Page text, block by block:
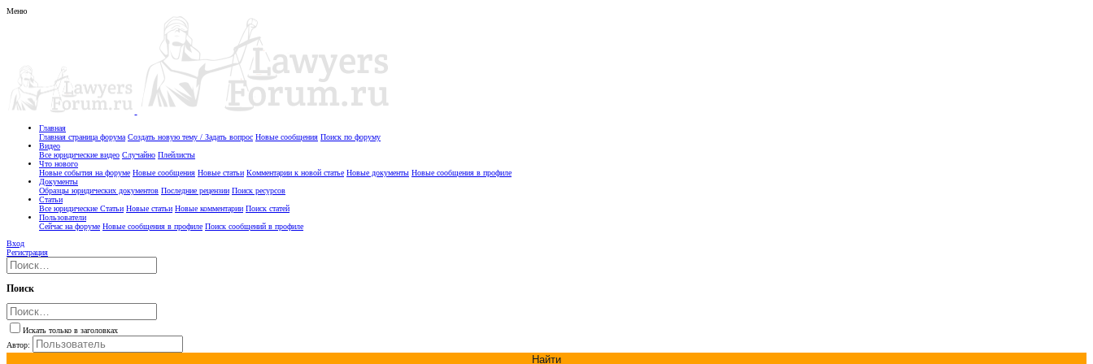
Меню
Главная
Главная страница форума Создать новую тему / Задать вопрос Новые сообщения Поиск по форуму
Видео
Все юридические видео Случайно Плейлисты
Что нового
Новые события на форуме Новые сообщения Новые статьи Комментарии к новой статье Новые документы Новые сообщения в профиле
Документы
Образцы юридических документов Последние рецензии Поиск ресурсов
Статьи
Все юридические Статьи Новые статьи Новые комментарии Поиск статей
Пользователи
Сейчас на форуме Новые сообщения в профиле Поиск сообщений в профиле
Вход
Регистрация
Поиск
Искать только в заголовках
Автор:
Найти